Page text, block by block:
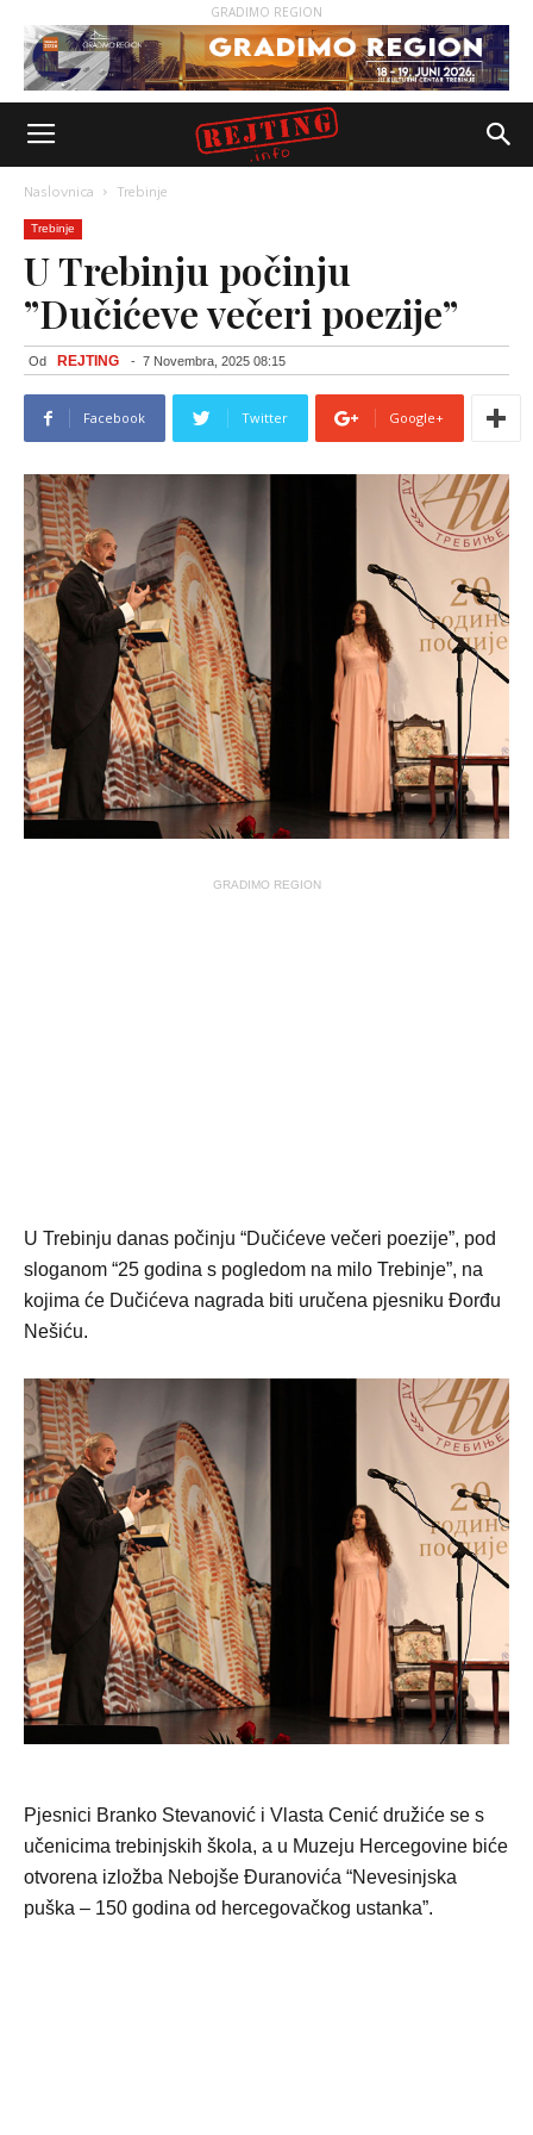
GRADIMO REGION
Naslovnica Trebinje
Trebinje
U Trebinju počinju
”Dučićeve večeri poezije”
Od REJTING - 7 Novembra, 2025 08:15
Facebook Twitter Google+
GRADIMO REGION
U Trebinju danas počinju “Dučićeve večeri poezije”, pod
sloganom “25 godina s pogledom na milo Trebinje”, na
kojima će Dučićeva nagrada biti uručena pjesniku Đorđu
Nešiću.
Pjesnici Branko Stevanović i Vlasta Cenić družiće se s
učenicima trebinjskih škola, a u Muzeju Hercegovine biće
otvorena izložba Nebojše Đuranovića “Nevesinjska
puška – 150 godina od hercegovačkog ustanka”.